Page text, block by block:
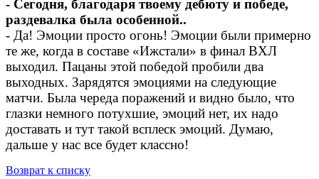
- Сегодня, благодаря твоему дебюту и победе,
раздевалка была особенной..
- Да! Эмоции просто огонь! Эмоции были примерно
те же, когда в составе «Ижстали» в финал ВХЛ
выходил. Пацаны этой победой пробили два
выходных. Зарядятся эмоциями на следующие
матчи. Была череда поражений и видно было, что
глазки немного потухшие, эмоций нет, их надо
доставать и тут такой всплеск эмоций. Думаю,
дальше у нас все будет классно!
Возврат к списку